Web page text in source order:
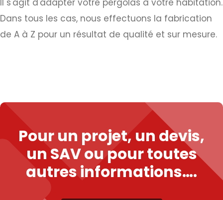
Il s'agit d'adapter votre pergolas à votre habitation.
Dans tous les cas, nous effectuons la fabrication
de A à Z pour un résultat de qualité et sur mesure.
Pour un projet, un devis,
un SAV ou pour toutes
autres informations….